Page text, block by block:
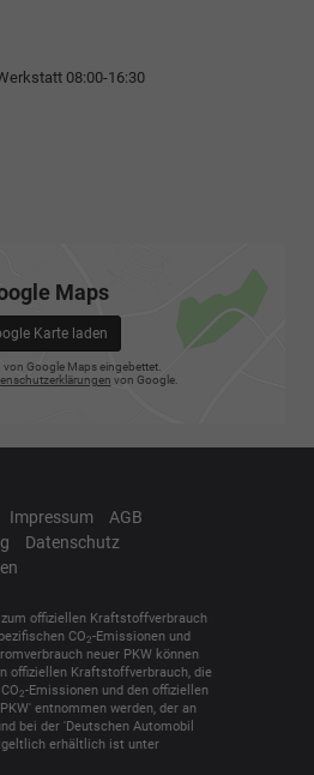
08:00-16:30
Maps
Karte laden
von Google Maps eingebettet.
von Google.
Impressum
AGB
Datenschutz
offiziellen Kraftstoffverbrauch
CO2-Emissionen und
neuer PKW können
offiziellen Kraftstoffverbrauch, die
2-Emissionen und den offiziellen
entnommen werden, der an
bei der 'Deutschen Automobil
erhältlich ist unter